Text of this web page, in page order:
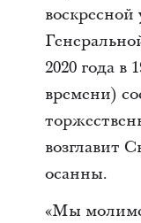
воскресной
2020 года в
времени)
возглавит
осанны.
«Мы